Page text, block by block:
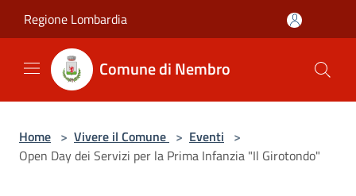
Regione Lombardia
Comune di Nembro
Home > Vivere il Comune > Eventi >
Open Day dei Servizi per la Prima Infanzia "Il Girotondo"